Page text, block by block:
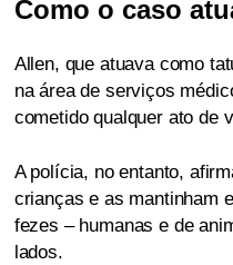
Como o caso
Allen, que atuava como
na área de serviços
cometido qualquer ato de
A polícia, no entanto,
crianças e as mantinham
fezes – humanas e de
lados.